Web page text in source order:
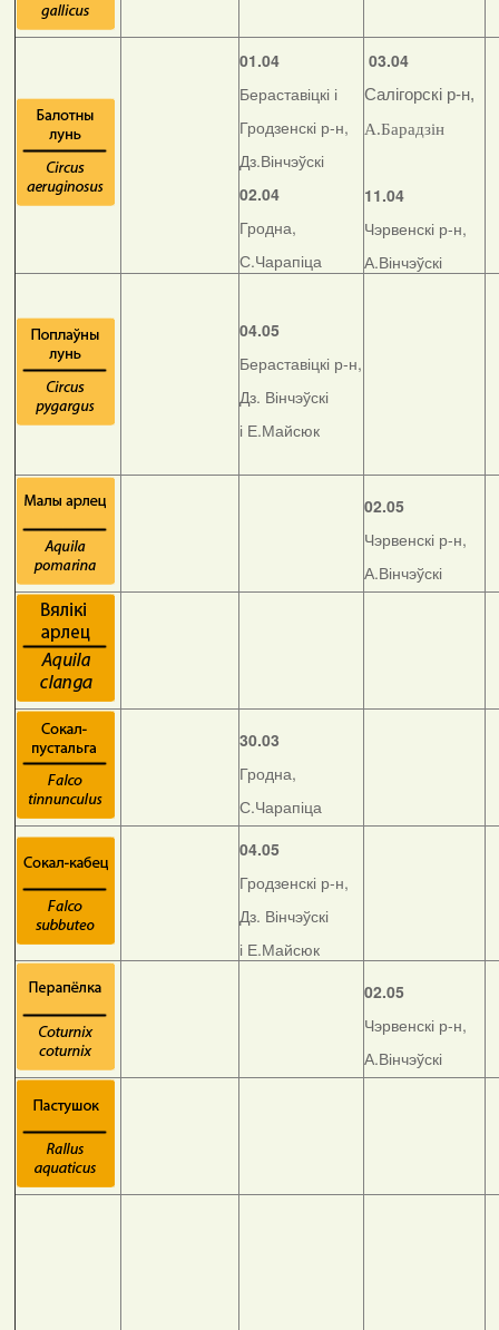
01.04
Бераставіцкі і
Гродзенскі р-н,
Дз.Вінчэўскі
02.04
Гродна,
С.Чарапіца
03.04
Салігорскі р-н,
А.Барадзін
11.04
Чэрвенскі р-н,
А.Вінчэўскі
04.05
Бераставіцкі р-н,
Дз. Вінчэўскі
і Е.Майсюк
02.05
Чэрвенскі р-н,
А.Вінчэўскі
30.03
Гродна,
С.Чарапіца
04.05
Гродзенскі р-н,
Дз. Вінчэўскі
і Е.Майсюк
02.05
Чэрвенскі р-н,
А.Вінчэўскі